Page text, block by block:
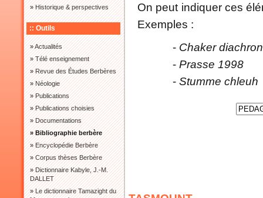
»Historique & perspectives
:: Outils
»Actualités
»Télé enseignement
»Revue des Études Berbères
»Néologie
»Publications
»Publications choisies
»Documentations
» Bibliographie berbère
»Encyclopédie Berbère
»Corpus thèses Berbère
»Dictionnaire Kabyle, J.-M.
DALLET
»Le dictionnaire Tamazight du
On peut indiquer ces
Exemples :
- Chaker
- Prasse 1998
- Stumme chleuh